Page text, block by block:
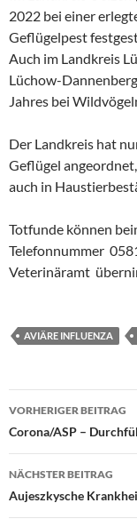
2022 bei einer
Geflügelpest
Auch im Landkreis
Lüchow-
Jahres bei
Der Landkreis hat
Geflügel
auch in
Totfunde können
Telefonnummer
Veterinäramt
AVIÄRE INFLUENZA
VORHERIGER BEITRAG
Corona/ASP –
NÄCHSTER BEITRAG
Aujeszkysche